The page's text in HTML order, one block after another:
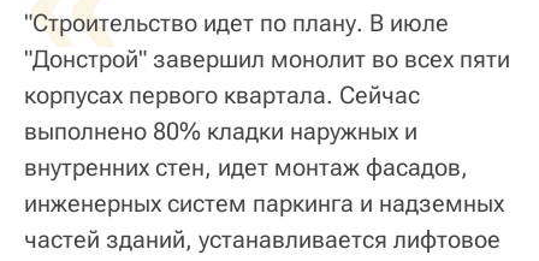
"Строительство идет по плану. В июле
"Донстрой" завершил монолит во всех пяти
корпусах первого квартала. Сейчас
выполнено 80% кладки наружных и
внутренних стен, идет монтаж фасадов,
инженерных систем паркинга и надземных
частей зданий, устанавливается лифтовое